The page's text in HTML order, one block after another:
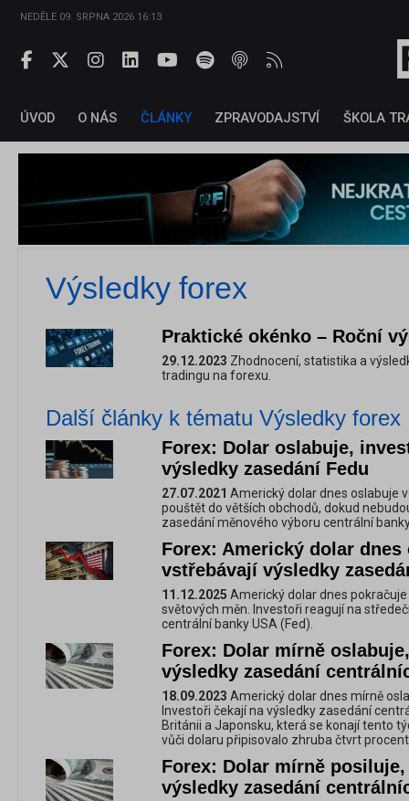
NEDĚLE 09. SRPNA 2026 16:13
ÚVOD O NÁS ČLÁNKY ZPRAVODAJSTVÍ ŠKOLA
Výsledky forex
Praktické okénko – Roční
29.12.2023 Zhodnocení, statistika a
tradingu na forexu.
Další články k tématu Výsledky forex
Forex: Dolar oslabuje,
výsledky zasedání Fedu
27.07.2021 Americký dolar dnes oslabuje
pouštět do větších obchodů, dokud
zasedání měnového výboru centrální
Forex: Americký dolar
vstřebávají výsledky
11.12.2025 Americký dolar dnes
světových měn. Investoři reagují na
centrální banky USA (Fed).
Forex: Dolar mírně
výsledky zasedání
18.09.2023 Americký dolar dnes mírně
Investoři čekají na výsledky zasedání
Británii a Japonsku, která se konají tento
vůči dolaru připisovalo zhruba čtvrt
Forex: Dolar mírně
výsledky zasedání